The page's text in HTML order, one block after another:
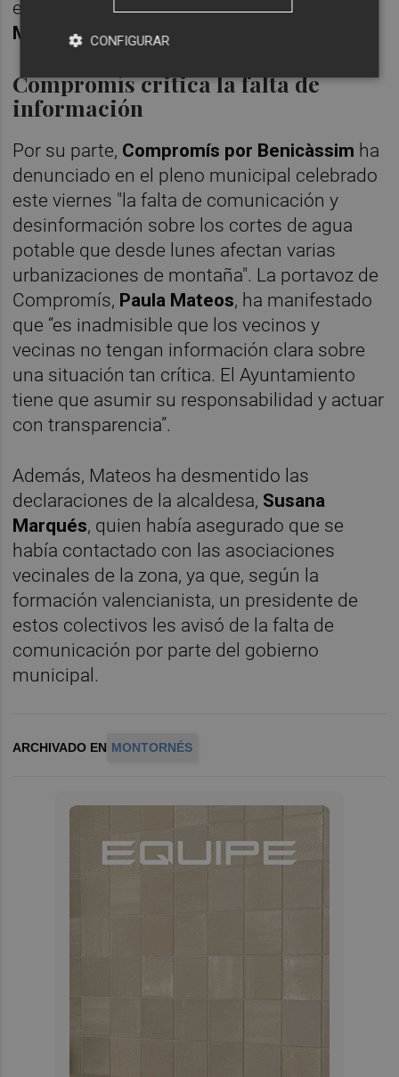
en las urbanizaciones deLa Parreta y
Montornés.
Compromís critica la falta de
información
Por su parte, Compromís por Benicàssim ha
denunciado en el pleno municipal celebrado
este viernes "la falta de comunicación y
desinformación sobre los cortes de agua
potable que desde lunes afectan varias
urbanizaciones de montaña". La portavoz de
Compromís, Paula Mateos, ha manifestado
que “es inadmisible que los vecinos y
vecinas no tengan información clara sobre
una situación tan crítica. El Ayuntamiento
tiene que asumir su responsabilidad y actuar
con transparencia”.
Además, Mateos ha desmentido las
declaraciones de la alcaldesa, Susana
Marqués, quien había asegurado que se
había contactado con las asociaciones
vecinales de la zona, ya que, según la
formación valencianista, un presidente de
estos colectivos les avisó de la falta de
comunicación por parte del gobierno
municipal.
ARCHIVADO EN MONTORNÉS
CONFIGURAR